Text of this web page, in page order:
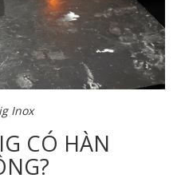
Inox
CÓ HÀN